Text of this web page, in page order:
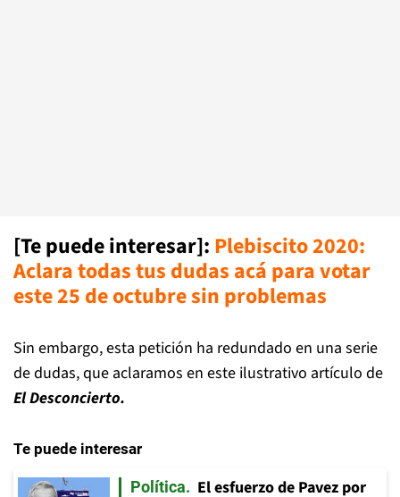
[Te puede interesar]: Plebiscito 2020:
Aclara todas tus dudas acá para votar
este 25 de octubre sin problemas
Sin embargo, esta petición ha redundado en una serie
de dudas, que aclaramos en este ilustrativo artículo de
El Desconcierto.
Te puede interesar
Política
El esfuerzo de Pavez por